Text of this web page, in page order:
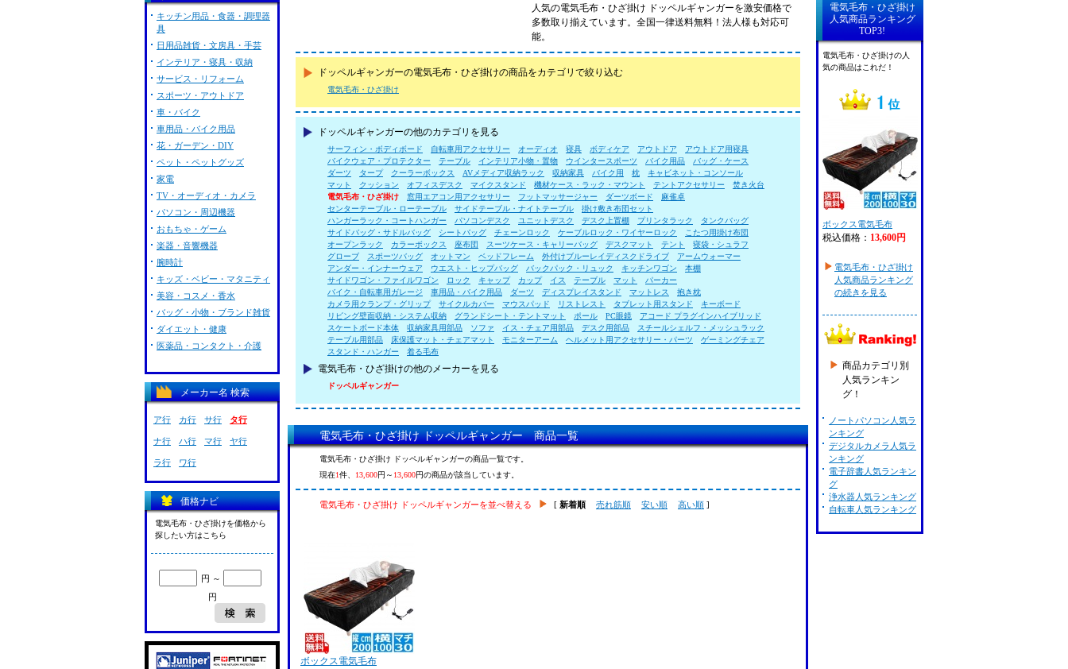
人気の電気毛布・ひざ掛け ドッペルギャンガーを激安価格で
多数取り揃えています。全国一律送料無料！法人様も対応可
能。
ドッペルギャンガーの電気毛布・ひざ掛けの商品をカテゴリで絞り込む
電気毛布・ひざ掛け
ドッペルギャンガーの他のカテゴリを見る
サーフィン・ボディボード 自転車用アクセサリー オーディオ 寝具 ボディケア アウトドア
アウトドア用寝具
バイクウェア・プロテクター
テーブル インテリア小物・置物 ウインタースポーツ バイク用品
バッグ・ケース
ダーツ
タープ クーラーボックス AVメディア収納ラック 収納家具 バイク用 枕
キャビネット・コンソール
マット
クッション オフィスデスク マイクスタンド 機材ケース・ラック・マウント テントアクセサリー
焚き火台
電気毛布・ひざ掛け
窓用エアコン用アクセサリー フットマッサージャー ダーツボード
麻雀卓
センターテーブル・ローテーブル
サイドテーブル・ナイトテーブル
掛け敷き布団セット
ハンガーラック・コートハンガー
パソコンデスク ユニットデスク デスク上置棚 プリンタラック
タンクバッグ
サイドバッグ・サドルバッグ
シートバッグ チェーンロック ケーブルロック・ワイヤーロック
こたつ用掛け布団
オープンラック
カラーボックス 座布団 スーツケース・キャリーバッグ デスクマット テント
寝袋・シュラフ
グローブ
スポーツバッグ オットマン ベッドフレーム 外付けブルーレイディスクドライブ
アームウォーマー
アンダー・インナーウェア
ウエスト・ヒップバッグ バックパック・リュック キッチンワゴン
本棚
サイドワゴン・ファイルワゴン
ロック キャップ カップ イス テーブル マット
パーカー
バイク・自転車用ガレージ
車用品・バイク用品 ダーツ ディスプレイスタンド マットレス
抱き枕
カメラ用クランプ・グリップ
サイクルカバー マウスパッド リストレスト タブレット用スタンド
キーボード
リビング壁面収納・システム収納
グランドシート・テントマット ポール PC眼鏡
アコード プラグインハイブリッド
スケートボード本体
収納家具用部品 ソファ イス・チェア用部品 デスク用部品
スチールシェルフ・メッシュラック
テーブル用部品
床保護マット・チェアマット モニターアーム ヘルメット用アクセサリー・パーツ
ゲーミングチェア
スタンド・ハンガー
着る毛布
電気毛布・ひざ掛けの他のメーカーを見る
ドッペルギャンガー
電気毛布・ひざ掛け ドッペルギャンガー 商品一覧
電気毛布・ひざ掛け ドッペルギャンガーの商品一覧です。
現在1件、 13,600円～ 13,600円の商品が該当しています。
電気毛布・ひざ掛け ドッペルギャンガーを並べ替える [ 新着順 売れ筋順 安い順 高い順 ]
ボックス電気毛布
キッチン用品・食器・調理器
具
日用品雑貨・文房具・手芸
インテリア・寝具・収納
サービス・リフォーム
スポーツ・アウトドア
車・バイク
車用品・バイク用品
花・ガーデン・DIY
ペット・ペットグッズ
家電
TV・オーディオ・カメラ
パソコン・周辺機器
おもちゃ・ゲーム
楽器・音響機器
腕時計
キッズ・ベビー・マタニティ
美容・コスメ・香水
バッグ・小物・ブランド雑貨
ダイエット・健康
医薬品・コンタクト・介護
メーカー名 検索
ア行 カ行 サ行 タ行
ナ行 ハ行 マ行 ヤ行
ラ行 ワ行
価格ナビ
電気毛布・ひざ掛けを価格から
探したい方はこちら
円 ～
円
電気毛布・ひざ掛け
人気商品ランキング
TOP3!
電気毛布・ひざ掛けの人
気の商品はこれだ！
ボックス電気毛布
税込価格： 13,600円
電気毛布・ひざ掛け
人気商品ランキング
の続きを見る
商品カテゴリ別
人気ランキン
グ！
ノートパソコン人気ラ
ンキング
デジタルカメラ人気ラ
ンキング
電子辞書人気ランキン
グ
浄水器人気ランキング
自転車人気ランキング